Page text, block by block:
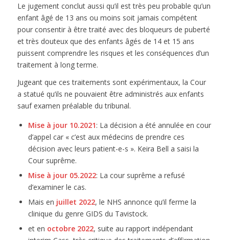
Le jugement conclut aussi qu’il est très peu probable qu’un
enfant âgé de 13 ans ou moins soit jamais compétent
pour consentir à être traité avec des bloqueurs de puberté
et très douteux que des enfants âgés de 14 et 15 ans
puissent comprendre les risques et les conséquences d’un
traitement à long terme.
Jugeant que ces traitements sont expérimentaux, la Cour
a statué qu’ils ne pouvaient être administrés aux enfants
sauf examen préalable du tribunal.
Mise à jour 10.2021: La décision a été annulée en cour
d’appel car « c’est aux médecins de prendre ces
décision avec leurs patient-e-s ». Keira Bell a saisi la
Cour suprême.
Mise à jour 05.2022: La cour suprême a refusé
d’examiner le cas.
Mais en juillet 2022, le NHS annonce qu’il ferme la
clinique du genre GIDS du Tavistock.
​et en octobre 2022, suite au rapport indépendant